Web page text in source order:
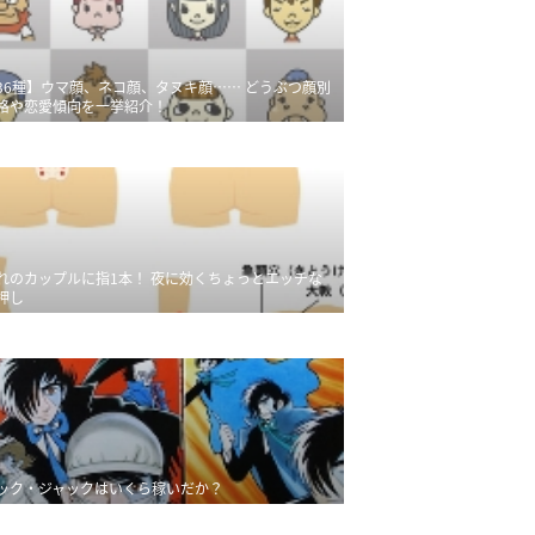
種】ウマ顔、ネコ顔、タヌキ顔…… どうぶつ顔別
や恋愛傾向を一挙紹介！
のカップルに指1本！ 夜に効くちょっとエッチな
し
ク・ジャックはいくら稼いだか？